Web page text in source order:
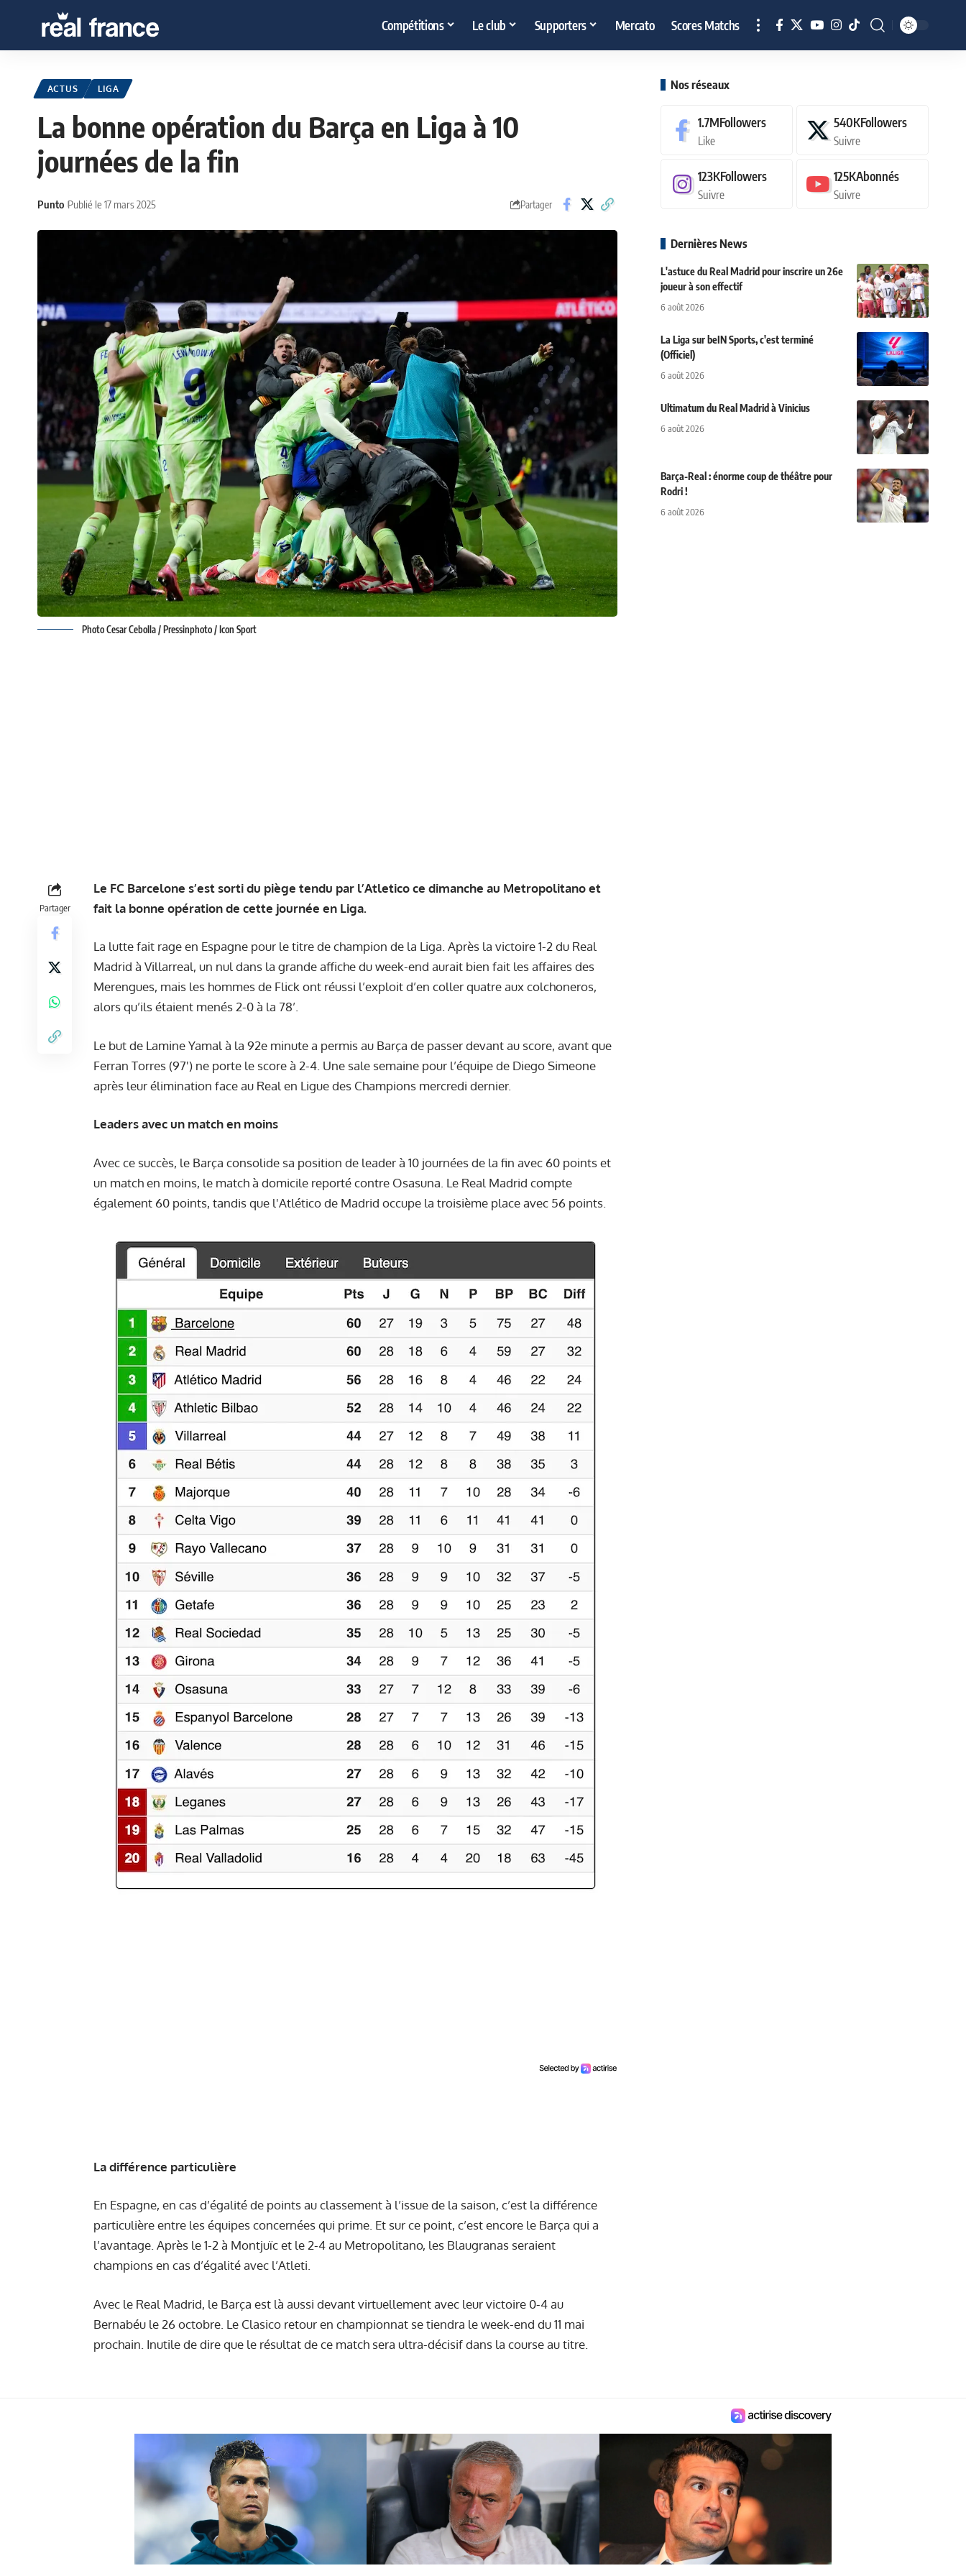
Compétitions Le club Supporters Mercato Scores Matchs
ACTUS LIGA
La bonne opération du Barça en Liga à 10
journées de la fin
Punto Publié le 17 mars 2025 Partager
Photo Cesar Cebolla / Pressinphoto / Icon Sport
Partager
Le FC Barcelone s’est sorti du piège tendu par l’Atletico ce dimanche au Metropolitano et
fait la bonne opération de cette journée en Liga.
La lutte fait rage en Espagne pour le titre de champion de la Liga. Après la victoire 1-2 du Real
Madrid à Villarreal, un nul dans la grande affiche du week-end aurait bien fait les affaires des
Merengues, mais les hommes de Flick ont réussi l’exploit d’en coller quatre aux colchoneros,
alors qu’ils étaient menés 2-0 à la 78’.
Le but de Lamine Yamal à la 92e minute a permis au Barça de passer devant au score, avant que
Ferran Torres (97') ne porte le score à 2-4. Une sale semaine pour l’équipe de Diego Simeone
après leur élimination face au Real en Ligue des Champions mercredi dernier.
Leaders avec un match en moins
Avec ce succès, le Barça consolide sa position de leader à 10 journées de la fin avec 60 points et
un match en moins, le match à domicile reporté contre Osasuna. Le Real Madrid compte
également 60 points, tandis que l'Atlético de Madrid occupe la troisième place avec 56 points.
La différence particulière
En Espagne, en cas d’égalité de points au classement à l’issue de la saison, c’est la différence
particulière entre les équipes concernées qui prime. Et sur ce point, c’est encore le Barça qui a
l’avantage. Après le 1-2 à Montjuïc et le 2-4 au Metropolitano, les Blaugranas seraient
champions en cas d’égalité avec l’Atleti.
Avec le Real Madrid, le Barça est là aussi devant virtuellement avec leur victoire 0-4 au
Bernabéu le 26 octobre. Le Clasico retour en championnat se tiendra le week-end du 11 mai
prochain. Inutile de dire que le résultat de ce match sera ultra-décisif dans la course au titre.
Nos réseaux
1.7MFollowers
Like
540KFollowers
Suivre
123KFollowers
Suivre
125KAbonnés
Suivre
Dernières News
L'astuce du Real Madrid pour inscrire un 26e
joueur à son effectif
6 août 2026
La Liga sur beIN Sports, c'est terminé
(Officiel)
6 août 2026
Ultimatum du Real Madrid à Vinicius
6 août 2026
Barça-Real : énorme coup de théâtre pour
Rodri !
6 août 2026